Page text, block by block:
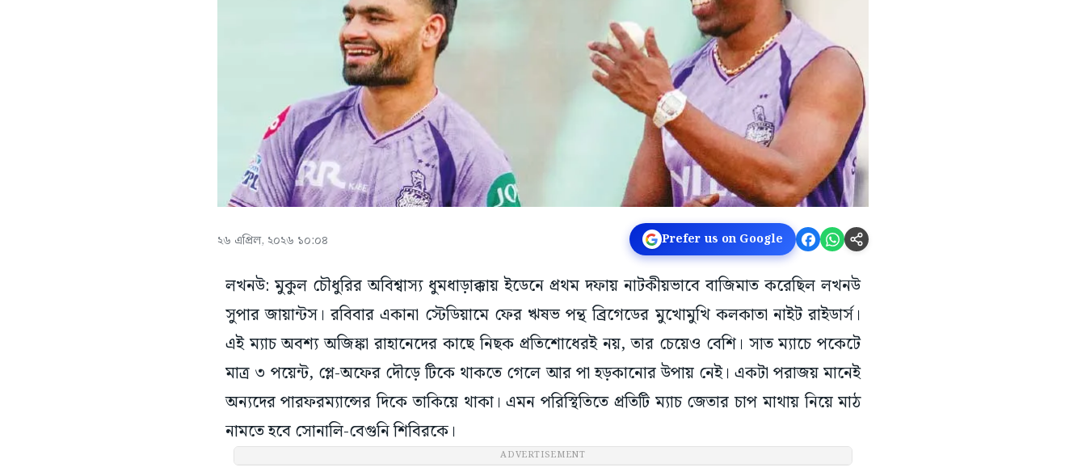
২৬ এপ্রিল, ২০২৬ ১০:০৪ Prefer us on Google
লখনউ: মুকুল চৌধুরির অবিশ্বাস্য ধুমধাড়াক্কায় ইডেনে প্রথম দফায় নাটকীয়ভাবে বাজিমাত করেছিল লখনউ
সুপার জায়ান্টস। রবিবার একানা স্টেডিয়ামে ফের ঋষভ পন্থ ব্রিগেডের মুখোমুখি কলকাতা নাইট রাইডার্স।
এই ম্যাচ অবশ্য অজিঙ্কা রাহানেদের কাছে নিছক প্রতিশোধেরই নয়, তার চেয়েও বেশি। সাত ম্যাচে পকেটে
মাত্র ৩ পয়েন্ট, প্লে-অফের দৌড়ে টিকে থাকতে গেলে আর পা হড়কানোর উপায় নেই। একটা পরাজয় মানেই
অন্যদের পারফরম্যান্সের দিকে তাকিয়ে থাকা। এমন পরিস্থিতিতে প্রতিটি ম্যাচ জেতার চাপ মাথায় নিয়ে মাঠ
নামতে হবে সোনালি-বেগুনি শিবিরকে।
ADVERTISEMENT